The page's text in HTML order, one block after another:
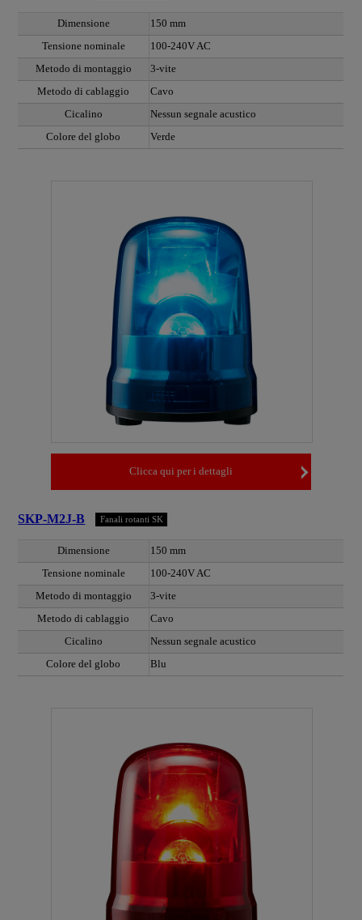
Dimensione
150 mm
Tensione nominale
100-240V AC
Metodo di montaggio
3-vite
Metodo di cablaggio
Cavo
Cicalino
Nessun segnale acustico
Colore del globo
Verde
Clicca qui per i dettagli
SKP-M2J-B Fanali rotanti SK
Dimensione
150 mm
Tensione nominale
100-240V AC
Metodo di montaggio
3-vite
Metodo di cablaggio
Cavo
Cicalino
Nessun segnale acustico
Colore del globo
Blu